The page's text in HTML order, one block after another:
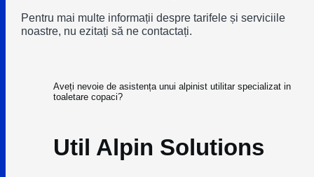
Pentru mai multe informații despre tarifele și serviciile
noastre, nu ezitați să ne contactați.
Aveți nevoie de asistența unui alpinist utilitar specializat in
toaletare copaci?
Util Alpin Solutions